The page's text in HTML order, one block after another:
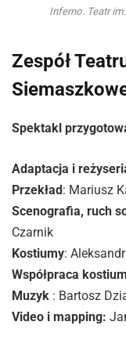
Inferno. Teatr
Zespół
Spektakl
Adaptacja i
Przekład: Mariusz
Scenografia, ruch
Czarnik
Kostiumy:
Współpraca
Muzyk : Bartosz
Video i mapping: